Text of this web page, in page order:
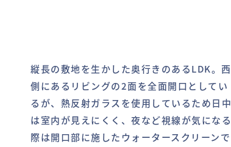
縦長の敷地を生かした奥行きのあるLDK。西
側にあるリビングの2面を全面開口としてい
るが、熱反射ガラスを使用しているため日中
は室内が見えにくく、夜など視線が気になる
際は開口部に施したウォータースクリーンで